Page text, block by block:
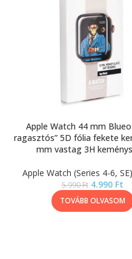
Apple Watch 44 mm
ragasztós” 5D fólia fekete
mm vastag 3H
Apple Watch (Series 4-6,
5.990Ft 4.990 Ft
TOVÁBB OLVASOM